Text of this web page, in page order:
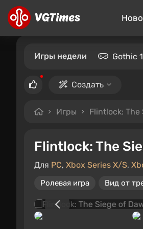
Игры недели Gothic
Создать
Игры Flintlock: The
Flintlock: The
Для PC, Xbox Series X/S,
Ролевая игра Вид от